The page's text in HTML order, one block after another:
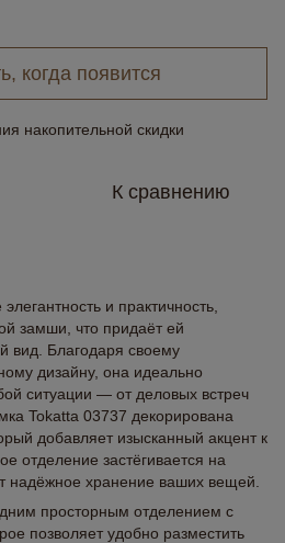
когда появится
накопительной скидки
К сравнению
и практичность,
замши, что придаёт ей
вид. Благодаря своему
дизайну, она идеально
ситуации — от деловых встреч
Tokatta 03737 декорирована
добавляет изысканный акцент к
отделение застёгивается на
надёжное хранение ваших вещей.
просторным отделением с
позволяет удобно разместить